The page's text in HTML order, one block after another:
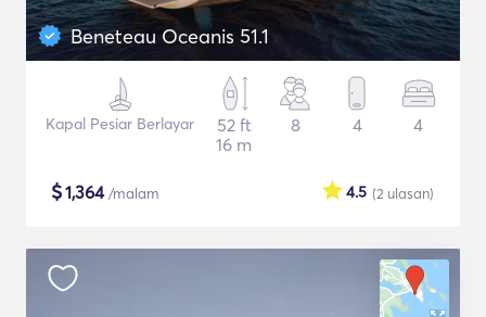
Beneteau Oceanis 51.1
Kapal Pesiar Berlayar
52 ft
16 m
8 4 4
$1,364/malam (2 ulasan)
4.5